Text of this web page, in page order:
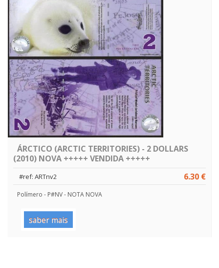
ÁRCTICO (ARCTIC TERRITORIES) - 2 DOLLARS
(2010) NOVA +++++ VENDIDA +++++
6.30 €
#ref: ARTnv2
Polímero - P#NV - NOTA NOVA
saber mais